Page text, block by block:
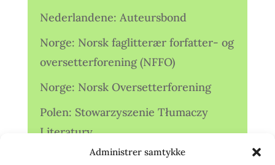
Administrer samtykke
Nederlandene: Auteursbond
Norge: Norsk faglitterær forfatter- og
oversetterforening (NFFO)
Norge: Norsk Oversetterforening
Polen: Stowarzyszenie Tłumaczy
Literatury
Storbritannien: Translators